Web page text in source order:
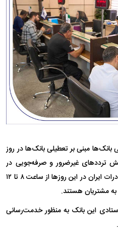
مبنی بر تعطیلی بانک‌ها در روز
تردد‌های غیرضرور و صرفه‌جویی در
مصرف انرژی، شعب کشیک بانک صادرات ایران در این روز‌ها از ساعت ۸ تا ۱۲
به مشتریان هستند.
این بانک به منظور خدمت‌رسانی